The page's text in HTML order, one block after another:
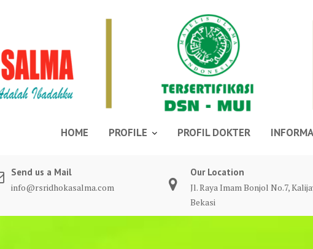
HOME PROFILE PROFIL DOKTER
Send us a Mail
info@rsridhokasalma.com
Our Location
Jl. Raya Imam Bonjol No.7,
Bekasi